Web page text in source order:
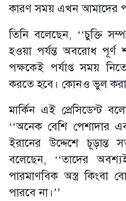
কারণ সময় এখন আমাদের
তিনি বলেছেন, ‘‘চুক্তি
হওয়া পর্যন্ত অবরোধ পূর্ণ
পক্ষকেই পর্যাপ্ত সময়
করতে হবে। কোনও ভুল করা
মার্কিন এই প্রেসিডেন্ট
‘‘অনেক বেশি পেশাদার
ইরানের উদ্দেশে চূড়ান্ত
বলেছেন, ‘‘তাদের
পারমাণবিক অস্ত্র কিংবা
পারবে না।’’